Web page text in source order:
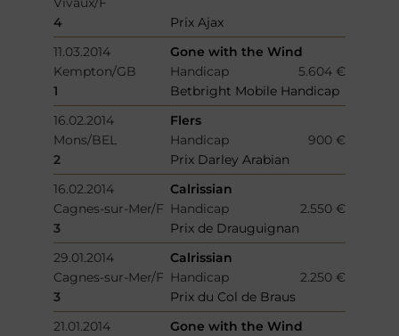
4
Prix Ajax
11.03.2014
Gone with the Wind
Kempton/GB
Handicap
5.604 €
1
Betbright Mobile Handicap
16.02.2014
Flers
Mons/BEL
Handicap
900 €
2
Prix Darley Arabian
16.02.2014
Calrissian
Cagnes-sur-Mer/F Handicap
2.550 €
3
Prix de Drauguignan
29.01.2014
Calrissian
Cagnes-sur-Mer/F Handicap
2.250 €
3
Prix du Col de Braus
21.01.2014
Gone with the Wind